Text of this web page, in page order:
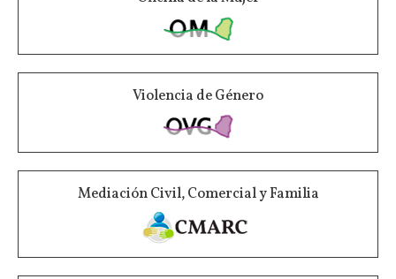
Violencia de Género
Mediación Civil, Comercial y Familia